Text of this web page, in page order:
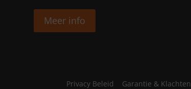
Meer info
Privacy Beleid Garantie & Klachten